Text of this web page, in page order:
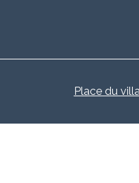
Place du